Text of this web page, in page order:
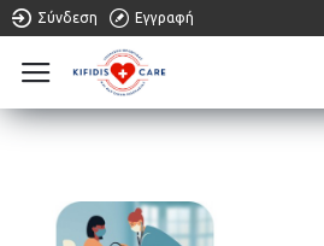
Σύνδεση Εγγραφή
ΣΥΝΕΡΓΑΣΤΕΊΤΕ